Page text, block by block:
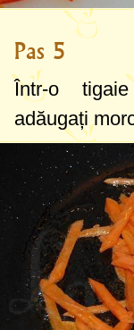
Pas 5
Într-o
adăugați